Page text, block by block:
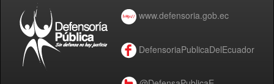
www.defensoria.gob.ec
DefensoriaPublicaDelEcuador